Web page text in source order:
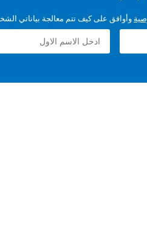
وأوافق على كيف تتم معالجة بياناتي